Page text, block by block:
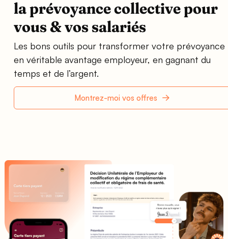
la prévoyance collective pour
vous & vos salariés
Les bons outils pour transformer votre prévoyance
en véritable avantage employeur, en gagnant du
temps et de l’argent.
Montrez-moi vos offres